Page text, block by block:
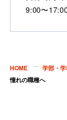
9:00〜
HOME 学部・
憧れの職種へ